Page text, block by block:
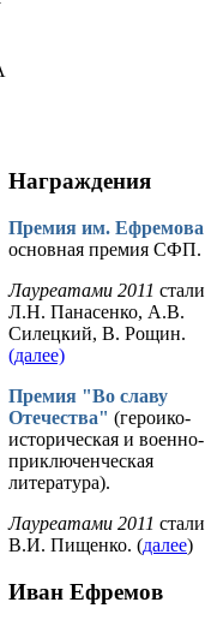
Награждения
Премия им. Ефремова
основная премия СФП.
Лауреатами 2011 стали
Л.Н. Панасенко, А.В.
Силецкий, В. Рощин.
(далее)
Премия "Во славу
Отечества" (героико-
историческая и военно-
приключенческая
литература).
Лауреатами 2011 стали
В.И. Пищенко. (далее)
Иван Ефремов